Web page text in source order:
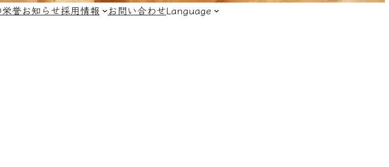
誉お知らせ採用情報 お問い合わせLanguage